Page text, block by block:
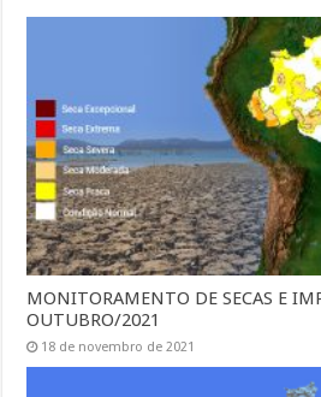
MONITORAMENTO DE SECAS E
OUTUBRO/2021
18 de novembro de 2021